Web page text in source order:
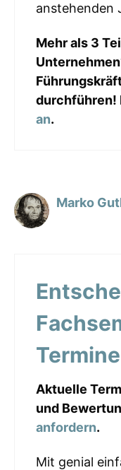
anstehenden
Mehr als 3
durchführen!
an.
Marko
Termine
Aktuelle
und
anfordern.
Mit genial